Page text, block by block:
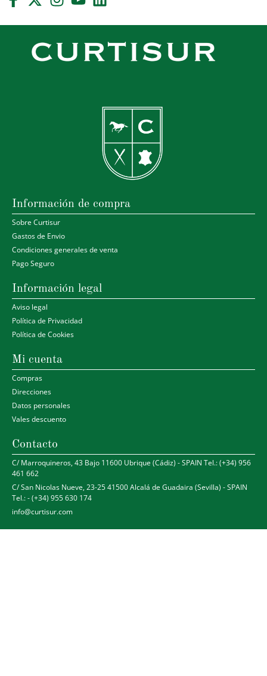
Información de compra
Sobre Curtisur
Gastos de Envio
Condiciones generales de venta
Pago Seguro
Información legal
Aviso legal
Política de Privacidad
Política de Cookies
Mi cuenta
Compras
Direcciones
Datos personales
Vales descuento
Contacto
C/ Marroquineros, 43 Bajo 11600 Ubrique (Cádiz) - SPAIN Tel.: (+34) 956
461 662
C/ San Nicolas Nueve, 23-25 41500 Alcalá de Guadaira (Sevilla) - SPAIN
Tel.: - (+34) 955 630 174
info@curtisur.com